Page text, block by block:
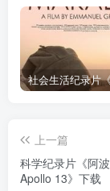
上一篇
科学纪录片《阿
Apollo 13》下载